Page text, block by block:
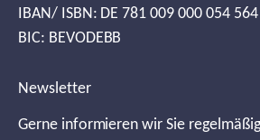
IBAN/ ISBN: DE 781 009 000 054
BIC: BEVODEBB
Newsletter
Gerne informieren wir Sie